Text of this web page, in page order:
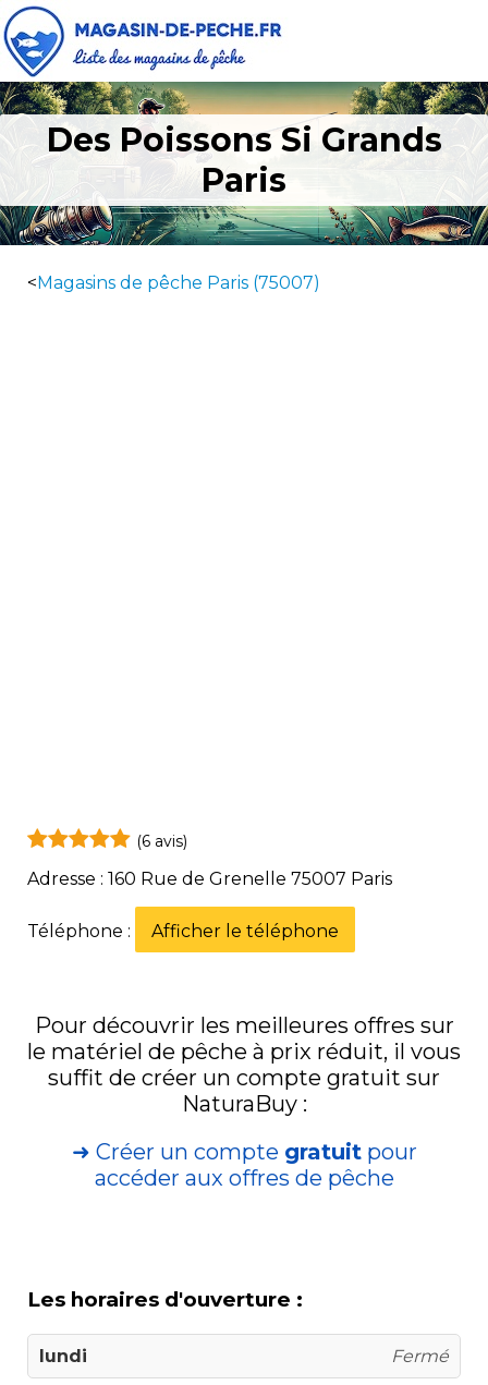
Des Poissons Si Grands
Paris
<Magasins de pêche Paris (75007)
(6 avis)
Adresse : 160 Rue de Grenelle 75007 Paris
Téléphone : Afficher le téléphone
Pour découvrir les meilleures offres sur
le matériel de pêche à prix réduit, il vous
suffit de créer un compte gratuit sur
NaturaBuy :
➜ Créer un compte gratuitpour
accéder aux offres de pêche
Les horaires d'ouverture :
lundi Fermé